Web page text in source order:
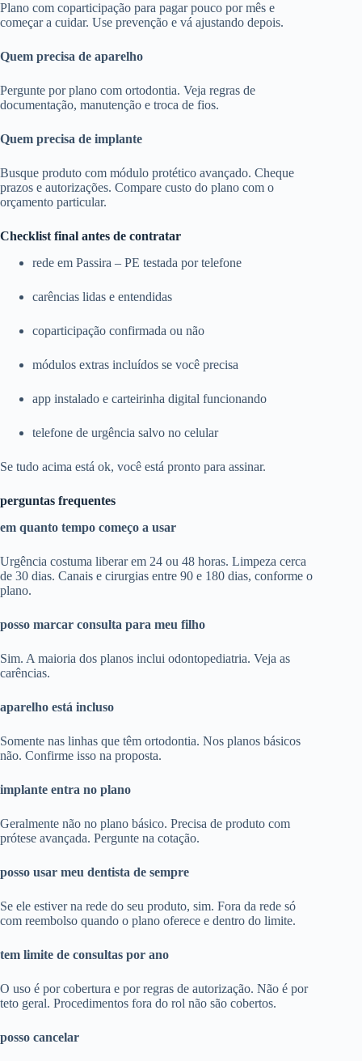
Plano com coparticipação para pagar pouco por mês e
começar a cuidar. Use prevenção e vá ajustando depois.
Quem precisa de aparelho
Pergunte por plano com ortodontia. Veja regras de
documentação, manutenção e troca de fios.
Quem precisa de implante
Busque produto com módulo protético avançado. Cheque
prazos e autorizações. Compare custo do plano com o
orçamento particular.
Checklist final antes de contratar
rede em Passira – PE testada por telefone
carências lidas e entendidas
coparticipação confirmada ou não
módulos extras incluídos se você precisa
app instalado e carteirinha digital funcionando
telefone de urgência salvo no celular
Se tudo acima está ok, você está pronto para assinar.
perguntas frequentes
em quanto tempo começo a usar
Urgência costuma liberar em 24 ou 48 horas. Limpeza cerca
de 30 dias. Canais e cirurgias entre 90 e 180 dias, conforme o
plano.
posso marcar consulta para meu filho
Sim. A maioria dos planos inclui odontopediatria. Veja as
carências.
aparelho está incluso
Somente nas linhas que têm ortodontia. Nos planos básicos
não. Confirme isso na proposta.
implante entra no plano
Geralmente não no plano básico. Precisa de produto com
prótese avançada. Pergunte na cotação.
posso usar meu dentista de sempre
Se ele estiver na rede do seu produto, sim. Fora da rede só
com reembolso quando o plano oferece e dentro do limite.
tem limite de consultas por ano
O uso é por cobertura e por regras de autorização. Não é por
teto geral. Procedimentos fora do rol não são cobertos.
posso cancelar